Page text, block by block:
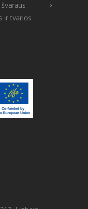
ir tvarios